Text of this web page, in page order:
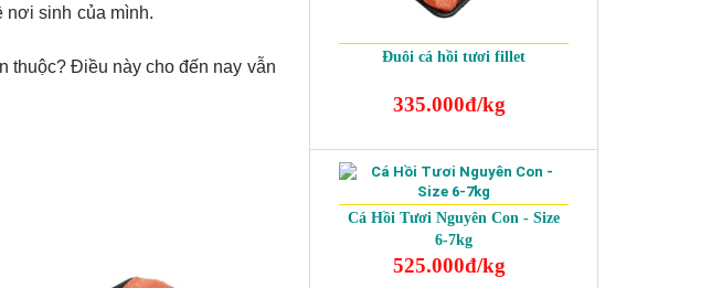
để trở về nơi sinh của mình.
thuộc? Điều này cho đến nay vẫn
Đuôi cá hồi tươi fillet
335.000đ/kg
Cá Hồi Tươi Nguyên Con - Size
6-7kg
525.000đ/kg